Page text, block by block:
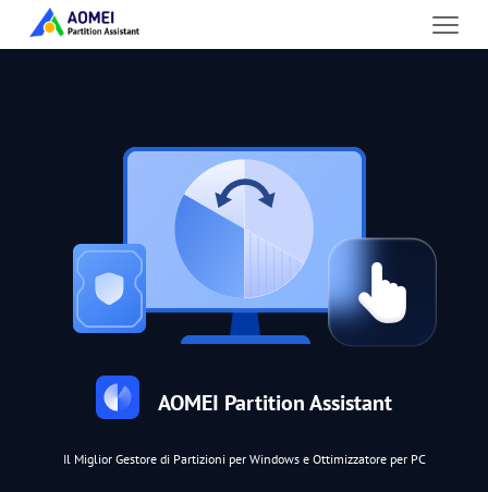
AOMEI Partition Assistant
Il Miglior Gestore di Partizioni per Windows e Ottimizzatore per PC